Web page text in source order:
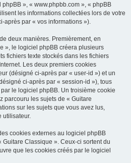
», « www.phpbb.com », « phpBB
les informations collectées lors de votre
après par « vos informations »).
deux manières. Premièrement, en
», le logiciel phpBB créera plusieurs
fichiers texte stockés dans les fichiers
Les deux premiers cookies
(désigné ci-après par « user-id ») et un
ci-après par « session-id »), tous
le logiciel phpBB. Un troisième cookie
parcouru les sujets de « Guitare
sur les sujets que vous avez lus,
utilisateur.
cookies externes au logiciel phpBB
Classique ». Ceux-ci sortent du
que les cookies créés par le logiciel